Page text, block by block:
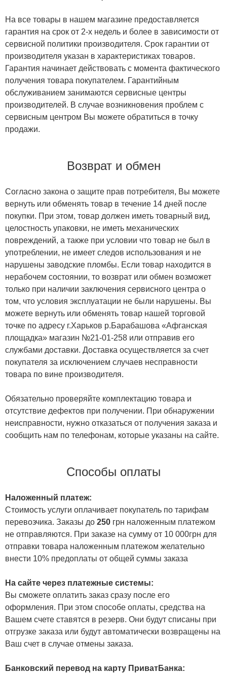
На все товары в нашем магазине предоставляется
гарантия на срок от 2-х недель и более в зависимости от
сервисной политики производителя. Срок гарантии от
производителя указан в характеристиках товаров.
Гарантия начинает действовать с момента фактического
получения товара покупателем. Гарантийным
обслуживанием занимаются сервисные центры
производителей. В случае возникновения проблем с
сервисным центром Вы можете обратиться в точку
продажи.
Возврат и обмен
Согласно закона о защите прав потребителя, Вы можете
вернуть или обменять товар в течение 14 дней после
покупки. При этом, товар должен иметь товарный вид,
целостность упаковки, не иметь механических
повреждений, а также при условии что товар не был в
употреблении, не имеет следов использования и не
нарушены заводские пломбы. Если товар находится в
нерабочем состоянии, то возврат или обмен возможет
только при наличии заключения сервисного центра о
том, что условия эксплуатации не были нарушены. Вы
можете вернуть или обменять товар нашей торговой
точке по адресу г.Харьков р.Барабашова «Афганская
площадка» магазин №21-01-258 или отправив его
службами доставки. Доставка осуществляется за счет
покупателя за исключением случаев несправности
товара по вине производителя.
Обязательно проверяйте комплектацию товара и
отсутствие дефектов при получении. При обнаружении
неисправности, нужно отказаться от получения заказа и
сообщить нам по телефонам, которые указаны на сайте.
Способы оплаты
Наложенный платеж:
Стоимость услуги оплачивает покупатель по тарифам
перевозчика. Заказы до 250 грн наложенным платежом
не отправляются. При заказе на сумму от 10 000грн для
отправки товара наложенным платежом желательно
внести 10% предоплаты от общей суммы заказа
На сайте через платежные системы:
Вы сможете оплатить заказ сразу после его
оформления. При этом способе оплаты, средства на
Вашем счете ставятся в резерв. Они будут списаны при
отгрузке заказа или будут автоматически возвращены на
Ваш счет в случае отмены заказа.
Банковский перевод на карту ПриватБанка: